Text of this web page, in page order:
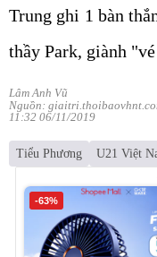
Trung ghi 1 bàn
thầy Park, giành
Lâm Anh Vũ
Nguồn:
11:32 06/11/2019
Tiểu Phương U21 Việt
-63%